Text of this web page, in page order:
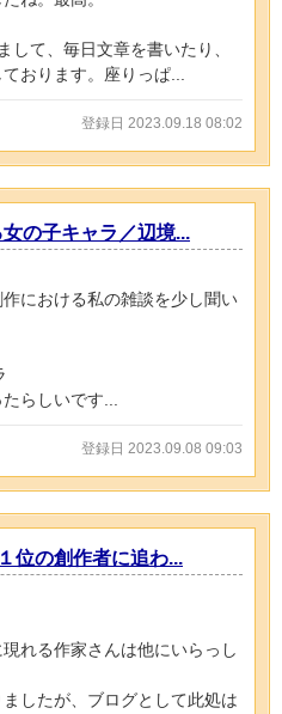
して、毎日文章を書いたり、
おります。座りっぱ...
登録日 2023.09.18 08:02
の子キャラ／辺境...
における私の雑談を少し聞い
たらしいです...
登録日 2023.09.08 09:03
位の創作者に追わ...
れる作家さんは他にいらっし
したが、ブログとして此処は